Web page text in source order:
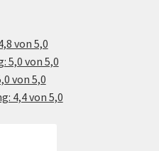
von 5,0
5,0 von 5,0
von 5,0
4,4 von 5,0